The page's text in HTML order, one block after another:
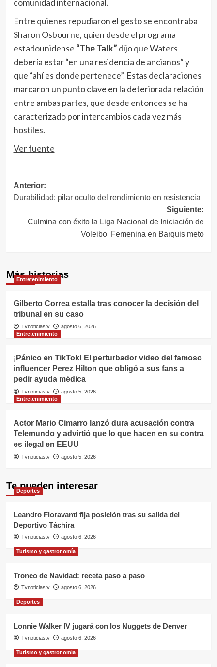
comunidad internacional.
Entre quienes repudiaron el gesto se encontraba
Sharon Osbourne, quien desde el programa
estadounidense “The Talk” dijo que Waters
debería estar “en una residencia de ancianos” y
que “ahí es donde pertenece”. Estas declaraciones
marcaron un punto clave en la deteriorada relación
entre ambas partes, que desde entonces se ha
caracterizado por intercambios cada vez más
hostiles.
Ver fuente
Navegación
de
entradas
Anterior:
Durabilidad: pilar oculto del rendimiento en resistencia
Siguiente:
Culmina con éxito la Liga Nacional de Iniciación de
Voleibol Femenina en Barquisimeto
Más historias
Entretenimiento
Gilberto Correa estalla tras conocer la decisión del
tribunal en su caso
Tvnoticiastv
agosto 6, 2026
Entretenimiento
¡Pánico en TikTok! El perturbador video del famoso
influencer Perez Hilton que obligó a sus fans a
pedir ayuda médica
Tvnoticiastv
agosto 5, 2026
Entretenimiento
Actor Mario Cimarro lanzó dura acusación contra
Telemundo y advirtió que lo que hacen en su contra
es ilegal en EEUU
Tvnoticiastv agosto 5, 2026
Te pueden interesar
Deportes
Leandro Fioravanti fija posición tras su salida del
Deportivo Táchira
Tvnoticiastv agosto 6, 2026
Turismo y gastronomía
Tronco de Navidad: receta paso a paso
Tvnoticiastv agosto 6, 2026
Deportes
Lonnie Walker IV jugará con los Nuggets de Denver
Tvnoticiastv agosto 6, 2026
Turismo y gastronomía